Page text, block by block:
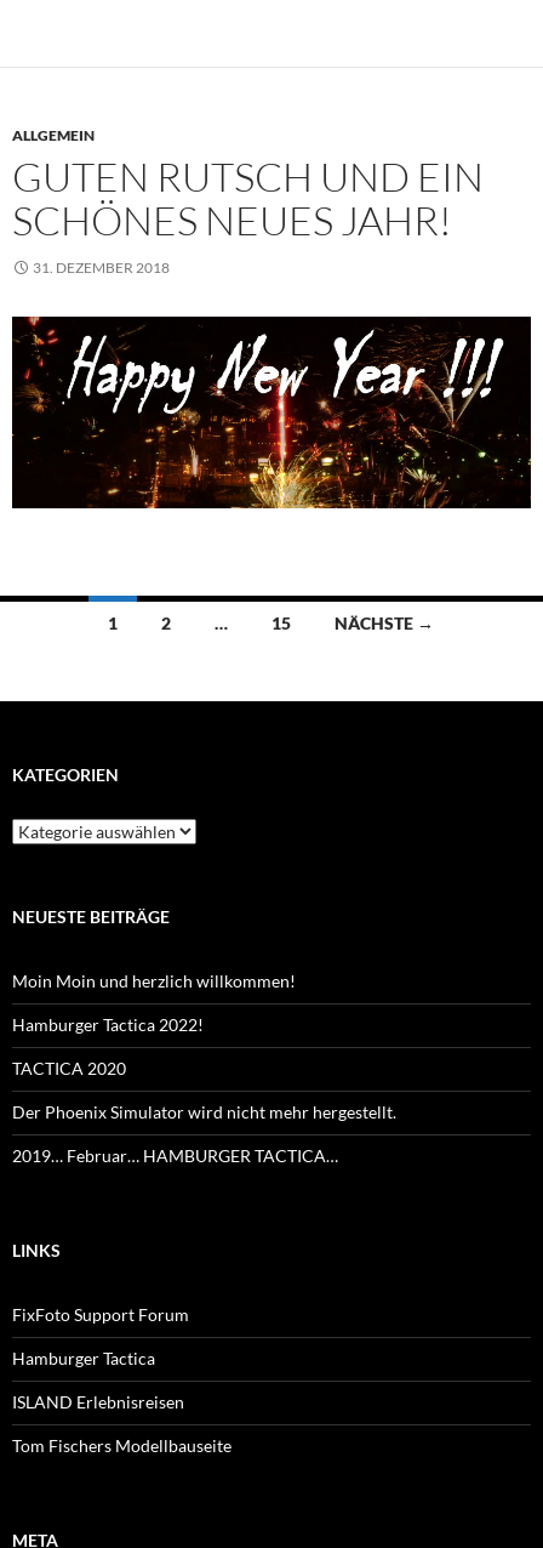
ALLGEMEIN
GUTEN RUTSCH UND EIN
SCHÖNES NEUES JAHR!
31. DEZEMBER 2018
Beitragsnavigation
1 2 … 15 NÄCHSTE →
KATEGORIEN
Kategorien
NEUESTE BEITRÄGE
Moin Moin und herzlich willkommen!
Hamburger Tactica 2022!
TACTICA 2020
Der Phoenix Simulator wird nicht mehr hergestellt.
2019… Februar… HAMBURGER TACTICA…
LINKS
FixFoto Support Forum
Hamburger Tactica
ISLAND Erlebnisreisen
Tom Fischers Modellbauseite
META